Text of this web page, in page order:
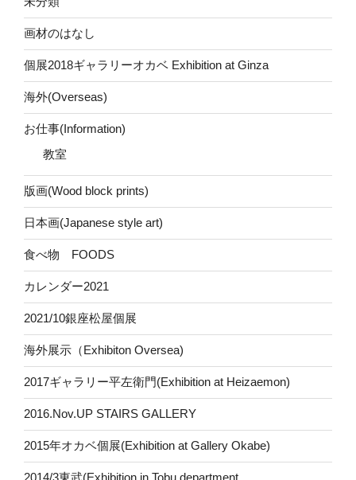
画材のはなし
個展2018ギャラリーオカベ Exhibition at Ginza
海外(Overseas)
お仕事(Information)
教室
版画(Wood block prints)
日本画(Japanese style art)
食べ物 FOODS
カレンダー2021
2021/10銀座松屋個展
海外展示（Exhibiton Oversea)
2017ギャラリー平左衛門(Exhibition at Heizaemon)
2016.Nov.UP STAIRS GALLERY
2015年オカベ個展(Exhibition at Gallery Okabe)
2014/3東武(Exhibition in Tobu department